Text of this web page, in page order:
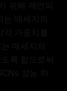
위해 제안되
메세지의
각 가중치를
메세지의
록 함으로써
성능 하